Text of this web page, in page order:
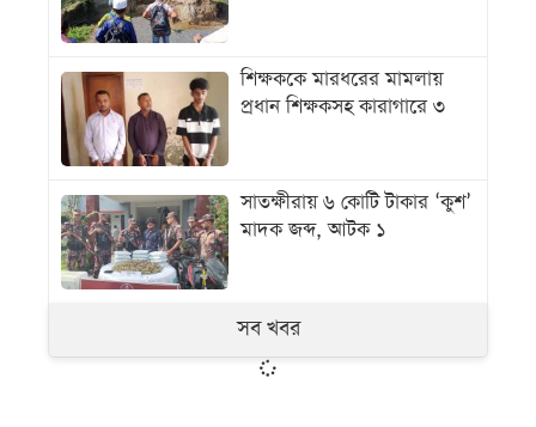
শিক্ষককে মারধরের মামলায়
প্রধান শিক্ষকসহ কারাগারে ৩
সাতক্ষীরায় ৬ কোটি টাকার ‘কুশ’
মাদক জব্দ, আটক ১
সব খবর